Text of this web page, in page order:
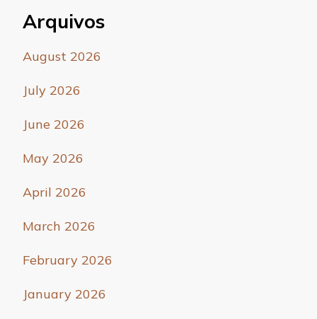
Arquivos
August 2026
July 2026
June 2026
May 2026
April 2026
March 2026
February 2026
January 2026